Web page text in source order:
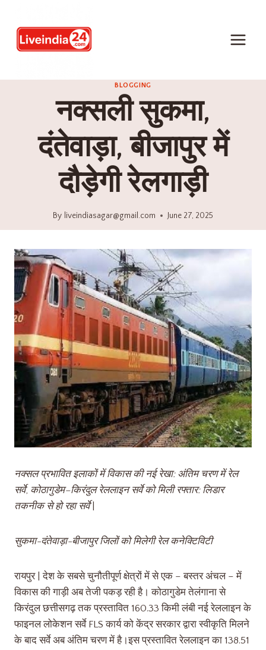
BLOGGING
नक्सली सुकमा,
दंतेवाड़ा, बीजापुर में
दौड़ेगी रेलगाड़ी
By liveindiasagar@gmail.com June 27, 2025
नक्सल प्रभावित इलाकों में विकास की नई रेखा: अंतिम चरण में रेल
सर्वे, कोठागुडेम–किरंदुल रेललाइन सर्वे को मिली रफ्तार: लिडार
तकनीक से हो रहा सर्वे|
सुकमा-दंतेवाड़ा-बीजापुर जिलों को मिलेगी रेल कनेक्टिविटी
रायपुर | देश के सबसे चुनौतीपूर्ण क्षेत्रों में से एक – बस्तर अंचल – में
विकास की गाड़ी अब तेजी पकड़ रही है। कोठागुडेम तेलंगाना से
किरंदुल छत्तीसगढ़ तक प्रस्तावित 160.33 किमी लंबी नई रेललाइन के
फाइनल लोकेशन सर्वे FLS कार्य को केंद्र सरकार द्वारा स्वीकृति मिलने
के बाद सर्वे अब अंतिम चरण में है।इस प्रस्तावित रेललाइन का 138.51